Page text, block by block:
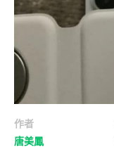
作者
唐美鳳